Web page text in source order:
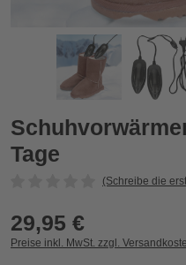
Schuhvorwärmer für die
Zurück
Tage
(Schreibe die
29,95 €
Preise inkl. MwSt. zzgl.